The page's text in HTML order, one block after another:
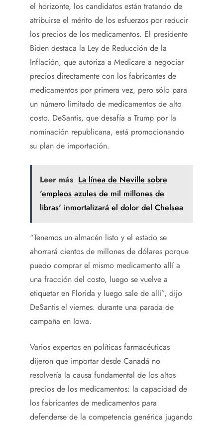
el horizonte, los candidatos están tratando de
atribuirse el mérito de los esfuerzos por reducir
los precios de los medicamentos. El presidente
Biden destaca la Ley de Reducción de la
Inflación, que autoriza a Medicare a negociar
precios directamente con los fabricantes de
medicamentos por primera vez, pero sólo para
un número limitado de medicamentos de alto
costo. DeSantis, que desafía a Trump por la
nominación republicana, está promocionando
su plan de importación.
Leer más La línea de Neville sobre
'empleos azules de mil millones de
libras' inmortalizará el dolor del Chelsea
“Tenemos un almacén listo y el estado se
ahorrará cientos de millones de dólares porque
puedo comprar el mismo medicamento allí a
una fracción del costo, luego se vuelve a
etiquetar en Florida y luego sale de allí”, dijo
DeSantis el viernes. durante una parada de
campaña en Iowa.
Varios expertos en políticas farmacéuticas
dijeron que importar desde Canadá no
resolvería la causa fundamental de los altos
precios de los medicamentos: la capacidad de
los fabricantes de medicamentos para
defenderse de la competencia genérica jugando